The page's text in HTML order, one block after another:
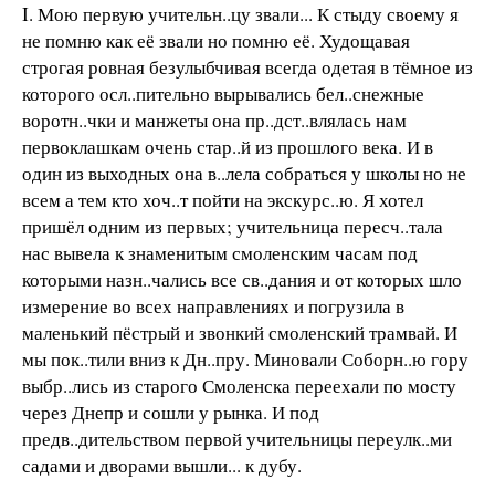
I. Мою первую учительн..цу звали... К стыду своему я
не помню как её звали но помню её. Худощавая
строгая ровная безулыбчивая всегда одетая в тёмное из
которого осл..пительно вырывались бел..снежные
воротн..чки и ман­жеты она пр..дст..влялась нам
первоклашкам очень стар..й из прошлого века. И в
один из выходных она в..лела со­браться у школы но не
всем а тем кто хоч..т пойти на экскурс..ю. Я хотел
пришёл одним из первых; учительница пересч..тала
нас вывела к знаменитым смоленским часам под
которыми назн..чались все св..дания и от которых шло
измерение во всех направлениях и погрузила в
маленький пёстрый и звонкий смоленский трамвай. И
мы пок..тили вниз к Дн..пру. Миновали Соборн..ю гору
выбр..лись из старого Смоленска переехали по мосту
через Днепр и сошли у рынка. И под
предв..дительством первой учительницы переулк..ми
садами и дворами вышли... к дубу.